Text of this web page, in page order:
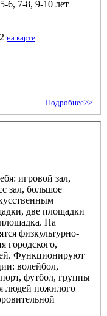
6, 7-8, 9-10 лет
на карте
Подробнее>>
игровой зал,
зал, большое
две площадки
На
физкультурно-
городского,
Функционируют
волейбол,
футбол, группы
людей пожилого